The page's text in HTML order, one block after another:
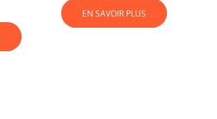
EN SAVOIR PLUS